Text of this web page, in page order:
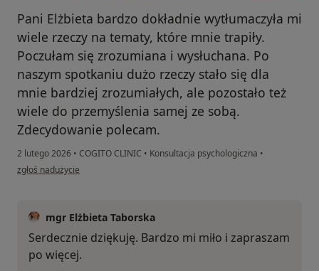
Pani Elżbieta bardzo dokładnie wytłumaczyła mi
wiele rzeczy na tematy, które mnie trapiły.
Poczułam się zrozumiana i wysłuchana. Po
naszym spotkaniu dużo rzeczy stało się dla
mnie bardziej zrozumiałych, ale pozostało też
wiele do przemyślenia samej ze sobą.
Zdecydowanie polecam.
2 lutego 2026 • COGITO CLINIC • Konsultacja psychologiczna •
w opinii użytkownika Sara
zgłoś nadużycie
mgr Elżbieta Taborska
Serdecznie dziękuję. Bardzo mi miło i zapraszam
po więcej.